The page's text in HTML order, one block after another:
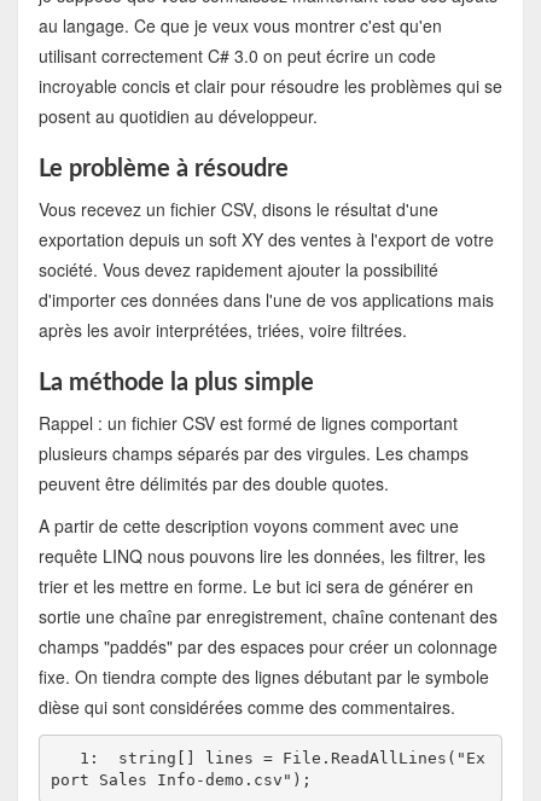
au langage. Ce que je veux vous montrer c'est qu'en
utilisant correctement C# 3.0 on peut écrire un code
incroyable concis et clair pour résoudre les problèmes qui se
posent au quotidien au développeur.
Le problème à résoudre
Vous recevez un fichier CSV, disons le résultat d'une
exportation depuis un soft XY des ventes à l'export de votre
société. Vous devez rapidement ajouter la possibilité
d'importer ces données dans l'une de vos applications mais
après les avoir interprétées, triées, voire filtrées.
La méthode la plus simple
Rappel : un fichier CSV est formé de lignes comportant
plusieurs champs séparés par des virgules. Les champs
peuvent être délimités par des double quotes.
A partir de cette description voyons comment avec une
requête LINQ nous pouvons lire les données, les filtrer, les
trier et les mettre en forme. Le but ici sera de générer en
sortie une chaîne par enregistrement, chaîne contenant des
champs "paddés" par des espaces pour créer un colonnage
fixe. On tiendra compte des lignes débutant par le symbole
dièse qui sont considérées comme des commentaires.
   1:
string [] lines = File.ReadAllLines( "Ex
port Sales Info-demo.csv"